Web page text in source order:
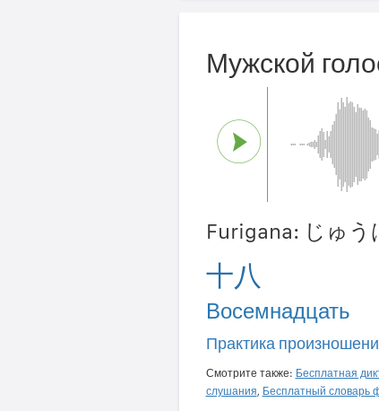
Мужской
Furigana: じゅう
十八
Восемнадцать
Практика
Смотрите также: Бесплатная
слушания, Бесплатный словарь